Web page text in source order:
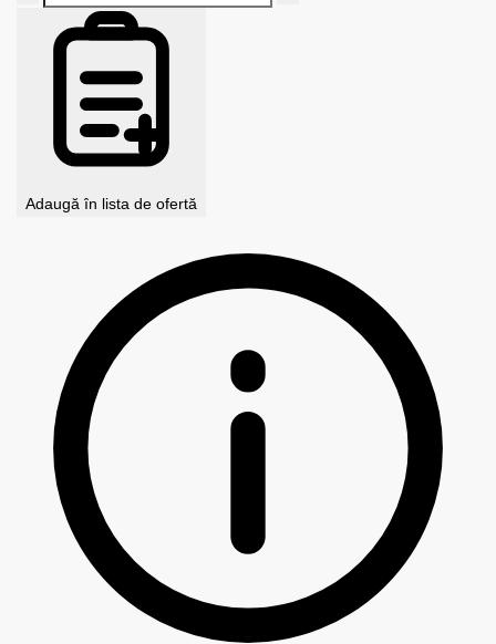
Adaugă în lista de ofertă